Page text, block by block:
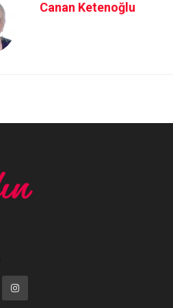
Canan Ketenoğlu